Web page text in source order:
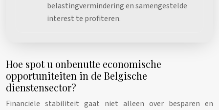
belastingvermindering en samengestelde
interest te profiteren.
Hoe spot u onbenutte economische
opportuniteiten in de Belgische
dienstensector?
Financiële stabiliteit gaat niet alleen over besparen en